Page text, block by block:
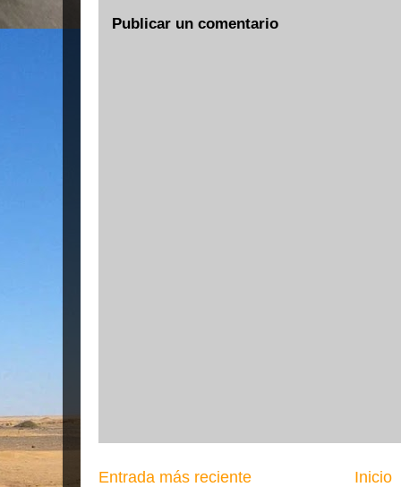
Publicar un comentario
Entrada más reciente Inicio